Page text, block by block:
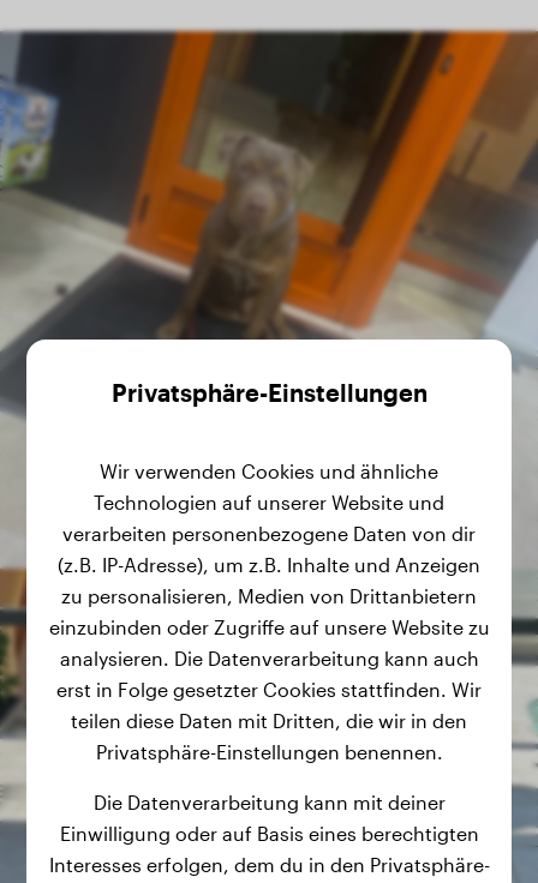
Privatsphäre-Einstellungen
Wir verwenden Cookies und ähnliche
Technologien auf unserer Website und
verarbeiten personenbezogene Daten von dir
(z.B. IP-Adresse), um z.B. Inhalte und Anzeigen
zu personalisieren, Medien von Drittanbietern
einzubinden oder Zugriffe auf unsere Website zu
analysieren. Die Datenverarbeitung kann auch
erst in Folge gesetzter Cookies stattfinden. Wir
teilen diese Daten mit Dritten, die wir in den
Privatsphäre-Einstellungen benennen.
Die Datenverarbeitung kann mit deiner
Einwilligung oder auf Basis eines berechtigten
Interesses erfolgen, dem du in den Privatsphäre-